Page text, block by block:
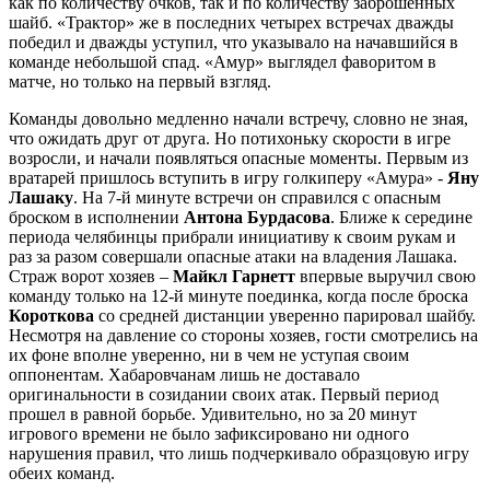
шайб. «Трактор» же в последних четырех встречах дважды
победил и дважды уступил, что указывало на начавшийся в
команде небольшой спад. «Амур» выглядел фаворитом в
матче, но только на первый взгляд.
Команды довольно медленно начали встречу, словно не зная,
что ожидать друг от друга. Но потихоньку скорости в игре
возросли, и начали появляться опасные моменты. Первым из
вратарей пришлось вступить в игру голкиперу «Амура» - Яну
Лашаку. На 7-й минуте встречи он справился с опасным
броском в исполнении Антона Бурдасова. Ближе к середине
периода челябинцы прибрали инициативу к своим рукам и
раз за разом совершали опасные атаки на владения Лашака.
Страж ворот хозяев – Майкл Гарнетт впервые выручил свою
команду только на 12-й минуте поединка, когда после броска
Короткова со средней дистанции уверенно парировал шайбу.
Несмотря на давление со стороны хозяев, гости смотрелись на
их фоне вполне уверенно, ни в чем не уступая своим
оппонентам. Хабаровчанам лишь не доставало
оригинальности в созидании своих атак. Первый период
прошел в равной борьбе. Удивительно, но за 20 минут
игрового времени не было зафиксировано ни одного
нарушения правил, что лишь подчеркивало образцовую игру
обеих команд.